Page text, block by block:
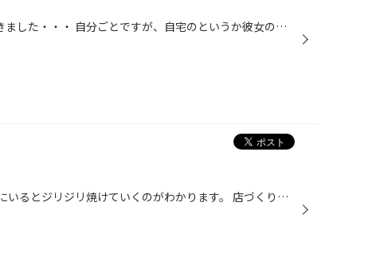
こんにちは、最近暑くなってきました・・・ 自分ごとですが、自宅のというか彼女の家の近くに川があるのですが そこに蛍が居ましたので写メっちゃいました。 温暖化が進んでいるのでなかなかみることも少なくなってきていますが 涼しいこともありかなりの数が光っていました。 今日は短いですが・・...
最近ほんと、暑いですね！ 外にいるとジリジリ焼けていくのがわかります。 店づくりをしている最中、 私がかわいらしく麦わら帽子をかぶり、 見てー！！！とアピールしたのですが、 誰も触れてくれませんでした。。 ちくしょー！！！！！！！ と、いうことでとても悔しく、 スタッフ日記に載せてし...